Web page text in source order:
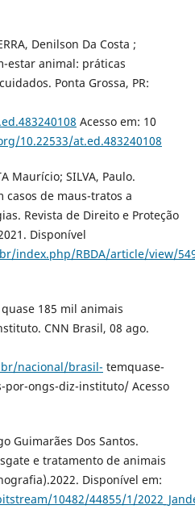
Denilson Da Costa ;
estar animal: práticas
Ponta Grossa, PR:
Acesso em: 10
10.22533/at.ed.483240108
Maurício; SILVA, Paulo.
casos de maus-tratos a
Revista de Direito e Proteção
Disponível
index.php/RBDA/article/view/
185 mil animais
CNN Brasil, 08 ago.
nacional/brasil- temquase-
por-ongs-diz-instituto/ Acesso
Guimarães Dos Santos.
e tratamento de animais
Disponível em:
10482/44855/1/